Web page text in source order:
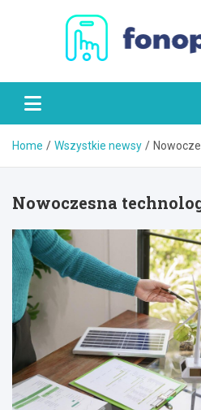
Home Wszystkie newsy
Nowoczesna